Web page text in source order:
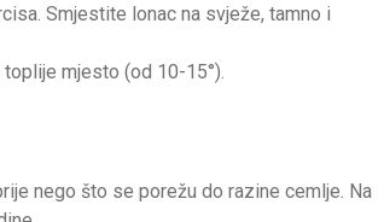
Smjestite lonac na svježe, tamno i
mjesto (od 10-15°).
nego što se porežu do razine cemlje. Na